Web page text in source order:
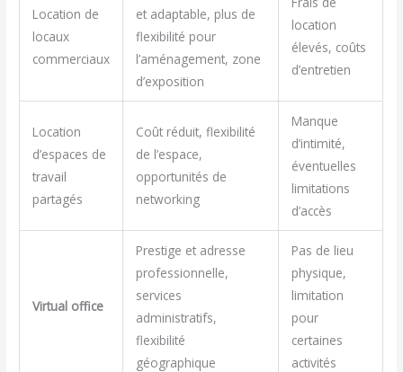
Location de
locaux
commerciaux
et adaptable, plus de
flexibilité pour
l’aménagement, zone
d’exposition
location
élevés, coûts
d’entretien
Location
d’espaces de
travail
partagés
Coût réduit, flexibilité
de l’espace,
opportunités de
networking
Manque
d’intimité,
éventuelles
limitations
d’accès
Virtual office
Prestige et adresse
professionnelle,
services
administratifs,
flexibilité
géographique
Pas de lieu
physique,
limitation
pour
certaines
activités